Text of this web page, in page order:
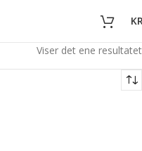
Viser det ene resultatet